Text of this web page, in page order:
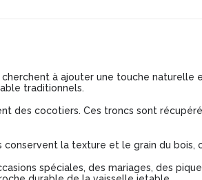
de
x
15cm
à ajouter une touche
traditionnels.
des cocotiers. Ces troncs sont
la texture et le grain du
spéciales, des mariages, des